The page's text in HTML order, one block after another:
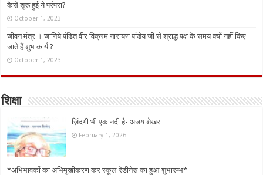
कैसे शुरू हुई ये परंपरा?
October 1, 2023
जीवन मंत्र । जानिये पंडित वीर विक्रम नारायण पांडेय जी से श्राद्ध पक्ष के समय क्यों नहीं किए
जाते हैं शुभ कार्य ?
October 1, 2023
शिक्षा
ज़िंदगी भी एक नदी है- अजय शेखर
February 1, 2026
*अभिभावकों का अभिमुखीकरण कर स्कूल रेडीनेस का हुआ शुभारम्भ*